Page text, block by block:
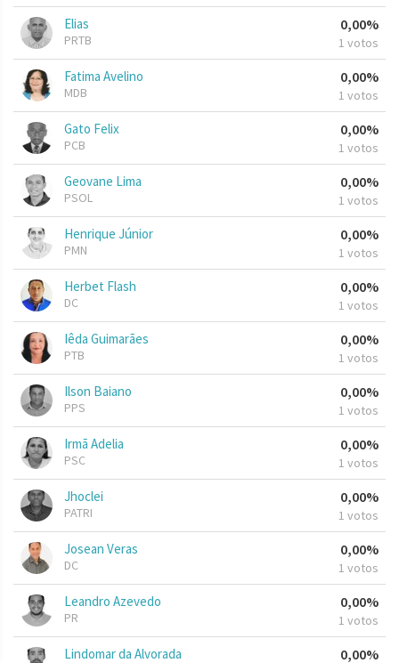
Elias
PRTB
0,00%
1 votos
Fatima Avelino
MDB
0,00%
1 votos
Gato Felix
PCB
0,00%
1 votos
Geovane Lima
PSOL
0,00%
1 votos
Henrique Júnior
PMN
0,00%
1 votos
Herbet Flash
DC
0,00%
1 votos
Iêda Guimarães
PTB
0,00%
1 votos
Ilson Baiano
PPS
0,00%
1 votos
Irmã Adelia
PSC
0,00%
1 votos
Jhoclei
PATRI
0,00%
1 votos
Josean Veras
DC
0,00%
1 votos
Leandro Azevedo
PR
0,00%
1 votos
Lindomar da Alvorada 0,00%